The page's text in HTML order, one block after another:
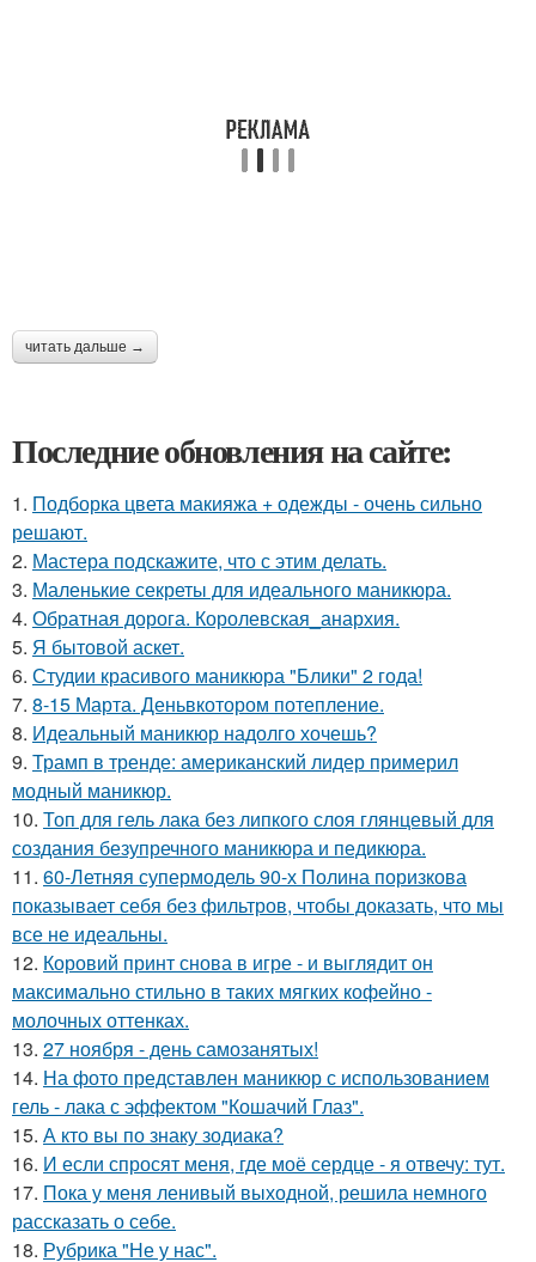
читать дальше →
Последние обновления на сайте:
1. Подборка цвета макияжа + одежды - очень сильно
решают.
2. Мастера подскажите, что с этим делать.
3. Маленькие секреты для идеального маникюра.
4. Обратная дорога. Королевская_анархия.
5. Я бытовой аскет.
6. Студии красивого маникюра "Блики" 2 года!
7. 8-15 Марта. Деньвкотором потепление.
8. Идеальный маникюр надолго хочешь?
9. Трамп в тренде: американский лидер примерил
модный маникюр.
10. Топ для гель лака без липкого слоя глянцевый для
создания безупречного маникюра и педикюра.
11. 60-Летняя супермодель 90-х Полина поризкова
показывает себя без фильтров, чтобы доказать, что мы
все не идеальны.
12. Коровий принт снова в игре - и выглядит он
максимально стильно в таких мягких кофейно -
молочных оттенках.
13. 27 ноября - день самозанятых!
14. На фото представлен маникюр с использованием
гель - лака с эффектом "Кошачий Глаз".
15. А кто вы по знаку зодиака?
16. И если спросят меня, где моё сердце - я отвечу: тут.
17. Пока у меня ленивый выходной, решила немного
рассказать о себе.
18. Рубрика "Не у нас".